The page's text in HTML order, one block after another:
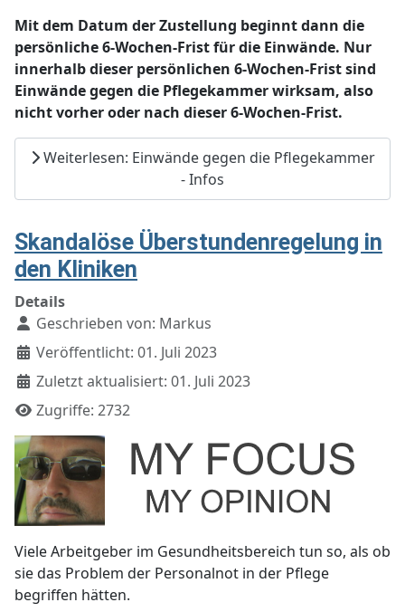
Mit dem Datum der Zustellung beginnt dann die
persönliche 6-Wochen-Frist für die Einwände. Nur
innerhalb dieser persönlichen 6-Wochen-Fristsind
Einwände gegen die Pflegekammer wirksam, also
nicht vorher oder nach dieser 6-Wochen-Frist.
Weiterlesen: Einwände gegen die Pflegekammer
- Infos
Skandalöse Überstundenregelung in
den Kliniken
Details
Geschrieben von: Markus
Veröffentlicht: 01. Juli 2023
Zuletzt aktualisiert: 01. Juli 2023
Zugriffe: 2732
Viele Arbeitgeber im Gesundheitsbereich tun so, als ob
sie das Problem der Personalnot in der Pflege
begriffen hätten.